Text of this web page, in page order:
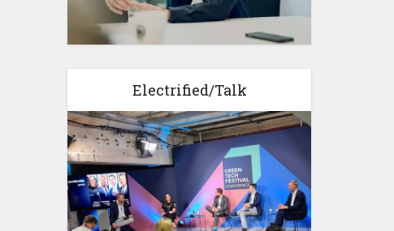
Electrified/Talk